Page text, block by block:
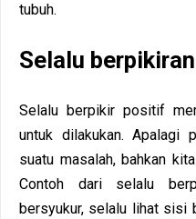
tubuh.
Selalu
Selalu berpikir positif
untuk dilakukan. Apalagi
suatu masalah, bahkan
Contoh dari selalu
bersyukur, selalu lihat sisi